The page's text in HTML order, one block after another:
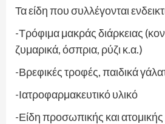
Τα είδη που συλλέγονται
-Τρόφιμα μακράς διάρκειας
ζυμαρικά, όσπρια, ρύζι κ.α.)
-Βρεφικές τροφές, παιδικά
-Ιατροφαρμακευτικό υλικό
-Είδη προσωπικής και ατομικής